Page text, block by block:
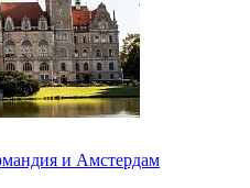
и Амстердам